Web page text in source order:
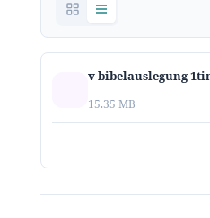
v bibelauslegung
15.35 MB